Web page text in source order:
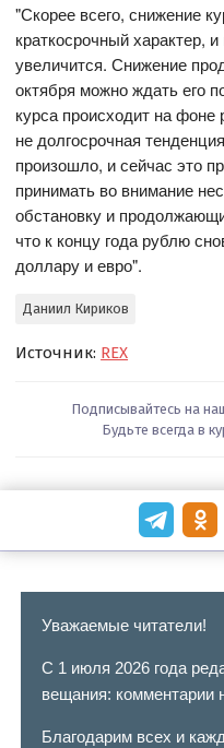
"Скорее всего, снижение
краткосрочный характер,
увеличится. Снижение
октября можно ждать его
курса происходит на фоне
не долгосрочная
произошло, и сейчас это
принимать во внимание
обстановку и
что к концу года рублю
доллару и евро".
Даниил Кириков
Источник: REX
Подписывайтесь на
Будьте всегда в
Уважаемые читатели!
С 1 июля 2026 года
вещания: комментарии
Благодарим всех и